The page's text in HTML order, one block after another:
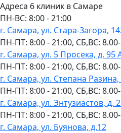
Адреса 6 клиник в Самаре
ПН-ВC: 8:00 - 21:00
г. Самара, ул. Стара-Загора,
ПН-ПТ: 8:00 - 21:00, СБ,ВС:
г. Самара, ул. 5 Просека, д. 95
ПН-ПТ: 8:00 - 21:00, СБ,ВС:
г. Самара, ул. Степана Разина,
ПН-ПТ: 8:00 - 21:00, СБ,ВС:
г. Самара, ул. Энтузиастов, д.
ПН-ПТ: 8:00 - 21:00, СБ,ВС:
г. Самара, ул. Буянова, д.12